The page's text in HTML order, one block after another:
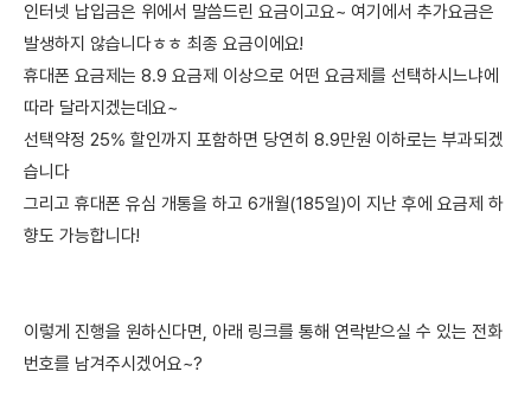
인터넷 납입금은 위에서 말씀드린 요금이고요~ 여기에서 추가요금은
발생하지 않습니다ㅎㅎ 최종 요금이에요!
휴대폰 요금제는 8.9 요금제 이상으로 어떤 요금제를 선택하시느냐에
따라 달라지겠는데요~
선택약정 25% 할인까지 포함하면 당연히 8.9만원 이하로는 부과되겠
습니다
그리고 휴대폰 유심 개통을 하고 6개월(185일)이 지난 후에 요금제 하
향도 가능합니다!
이렇게 진행을 원하신다면, 아래 링크를 통해 연락받으실 수 있는 전화
번호를 남겨주시겠어요~?